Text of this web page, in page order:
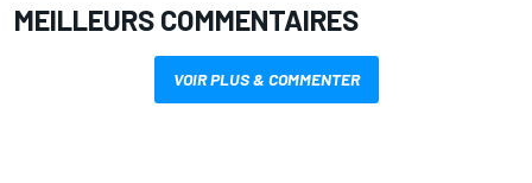
MEILLEURS COMMENTAIRES
VOIR PLUS & COMMENTER